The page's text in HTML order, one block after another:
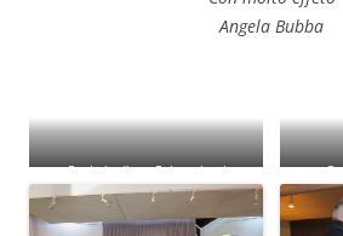
Angela Bubba
Buchahndlung Eulenspiegel